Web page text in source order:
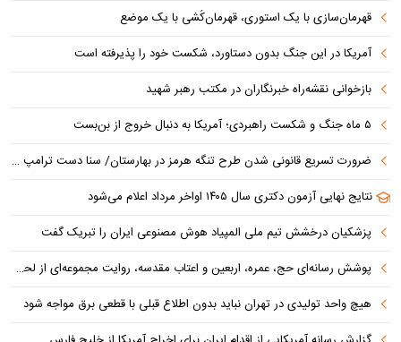
قهرمان‌سازی با یک استوری، قهرمان‌کُشی با یک موضع
آمریکا در این جنگ بدون دستاورد، شکست خود را پذیرفته است
بازخوانی نقشه‌راه خبرنگاران در مکتب رهبر شهید
۵ ماه جنگ و شکست راهبردی؛ آمریکا به دنبال خروج از بن‌بست
ضرورت تسریع قانونی شدن طرح تنگه هرمز در بهارستان/ سنا دست ترامپ را برای اعمال فشار به ایران بازتر کرد
نتایج نهایی آزمون دکتری سال ۱۴۰۵ اواخر مرداد اعلام می‌شود
پزشکیان درخشش تیم ملی المپیاد هوش مصنوعی ایران را تبریک گفت
پوشش رسانه‌ای حج، عمره، اربعین و اعتاب مقدسه، روایت مجموعه‌ای از لحظه‌هاست
هیچ واحد تولیدی در تهران نباید بدون اطلاع قبلی با قطعی برق مواجه شود